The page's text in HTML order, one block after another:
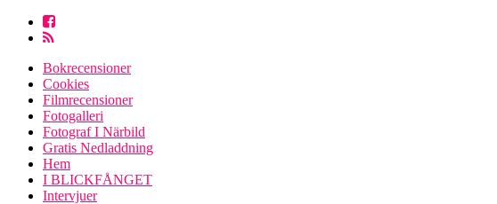
Bokrecensioner
Cookies
Filmrecensioner
Fotogalleri
Fotograf I Närbild
Gratis Nedladdning
Hem
I BLICKFÅNGET
Intervjuer